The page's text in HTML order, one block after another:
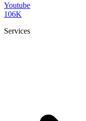
Youtube
106K
Services